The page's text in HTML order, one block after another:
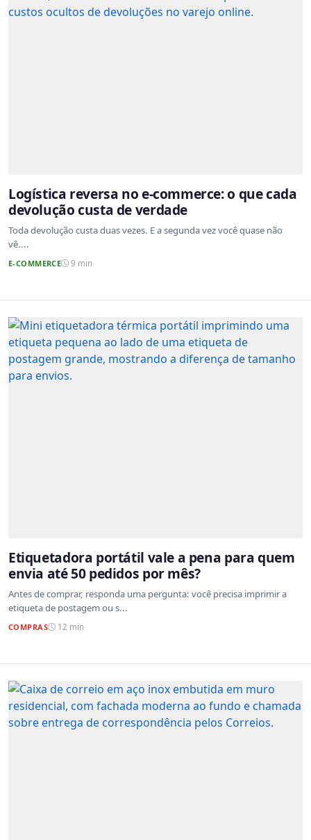
Logística reversa no e-commerce: o que cada
devolução custa de verdade
Toda devolução custa duas vezes. E a segunda vez você quase não
vê....
E-COMMERCE 9 min
Etiquetadora portátil vale a pena para quem
envia até 50 pedidos por mês?
Antes de comprar, responda uma pergunta: você precisa imprimir a
etiqueta de postagem ou s...
COMPRAS 12 min